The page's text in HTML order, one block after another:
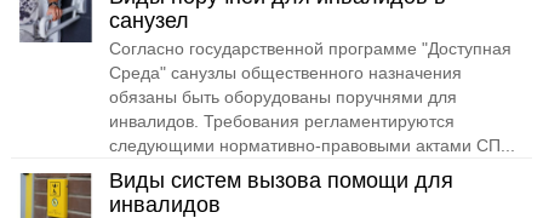
санузел
Согласно государственной программе "Доступная
Среда" санузлы общественного назначения
обязаны быть оборудованы поручнями для
инвалидов. Требования регламентируются
следующими нормативно-правовыми актами СП...
Виды систем вызова помощи для
инвалидов